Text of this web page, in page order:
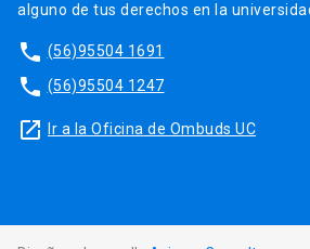
alguno de tus derechos en la
phone (56)95504 1691
phone (56)95504 1247
launch Ir a la Oficina de Ombuds UC